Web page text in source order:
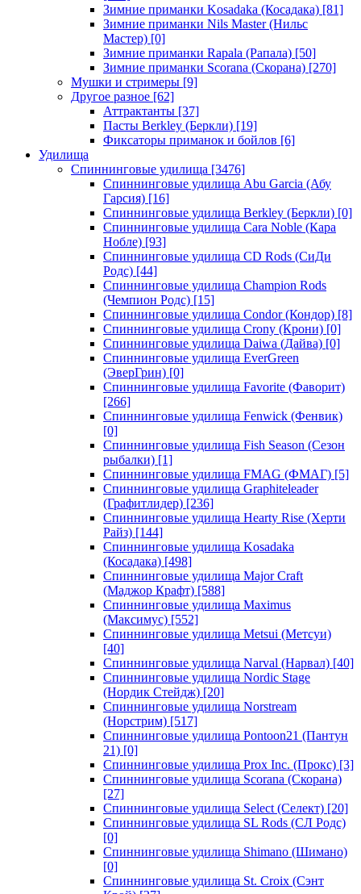
Зимние приманки Kosadaka (Косадака) [81]
Зимние приманки Nils Master (Нильс
Мастер) [0]
Зимние приманки Rapala (Рапала) [50]
Зимние приманки Scorana (Скорана) [270]
Мушки и стримеры [9]
Другое разное [62]
Аттрактанты [37]
Пасты Berkley (Беркли) [19]
Фиксаторы приманок и бойлов [6]
Удилища
Спиннинговые удилища [3476]
Спиннинговые удилища Abu Garcia (Абу
Гарсия) [16]
Спиннинговые удилища Berkley (Беркли) [0]
Спиннинговые удилища Cara Noble (Кара
Нобле) [93]
Спиннинговые удилища CD Rods (СиДи
Родс) [44]
Спиннинговые удилища Champion Rods
(Чемпион Родс) [15]
Спиннинговые удилища Condor (Кондор) [8]
Спиннинговые удилища Crony (Крони) [0]
Спиннинговые удилища Daiwa (Дайва) [0]
Спиннинговые удилища EverGreen
(ЭверГрин) [0]
Спиннинговые удилища Favorite (Фаворит)
[266]
Спиннинговые удилища Fenwick (Фенвик)
[0]
Спиннинговые удилища Fish Season (Сезон
рыбалки) [1]
Спиннинговые удилища FMAG (ФМАГ) [5]
Спиннинговые удилища Graphiteleader
(Графитлидер) [236]
Спиннинговые удилища Hearty Rise (Херти
Райз) [144]
Спиннинговые удилища Kosadaka
(Косадака) [498]
Спиннинговые удилища Major Craft
(Маджор Крафт) [588]
Спиннинговые удилища Maximus
(Максимус) [552]
Спиннинговые удилища Metsui (Метсуи)
[40]
Спиннинговые удилища Narval (Нарвал) [40]
Спиннинговые удилища Nordic Stage
(Нордик Стейдж) [20]
Спиннинговые удилища Norstream
(Норстрим) [517]
Спиннинговые удилища Pontoon21 (Пантун
21) [0]
Спиннинговые удилища Prox Inc. (Прокс) [3]
Спиннинговые удилища Scorana (Скорана)
[27]
Спиннинговые удилища Select (Селект) [20]
Спиннинговые удилища SL Rods (СЛ Родс)
[0]
Спиннинговые удилища Shimano (Шимано)
[0]
Спиннинговые удилища St. Croix (Сэнт